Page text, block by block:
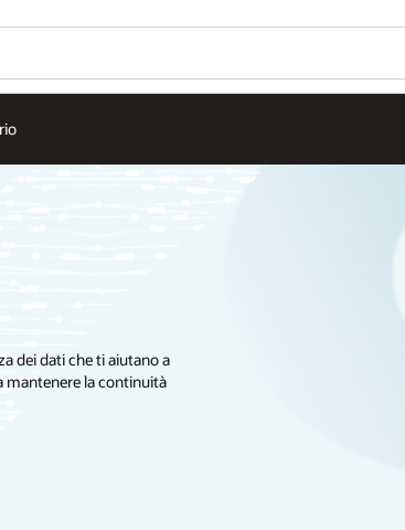
dei dati che ti aiutano a
mantenere la continuità